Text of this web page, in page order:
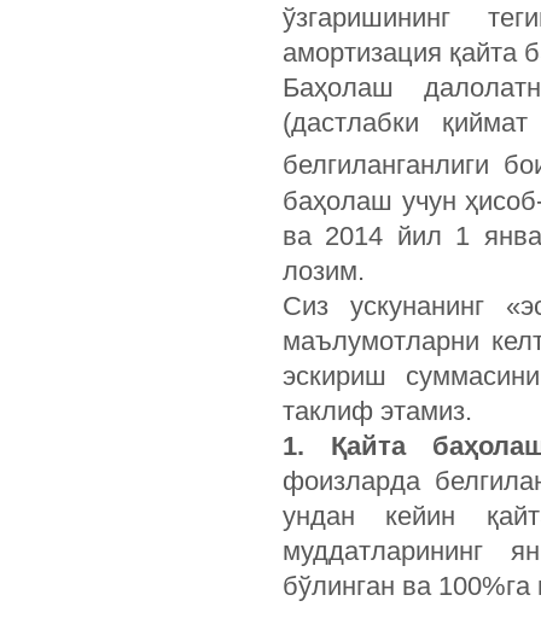
ўзгаришининг
амортизация қайта
Баҳолаш
(дастлабки
белгиланганлиги
баҳолаш учун
ва 2014 йил 1
лозим.
Сиз ускунанинг
маълумотларни
эскириш
таклиф этамиз.
1. Қайта
фоизларда
ундан кейин
муддатларининг
бўлинган ва 100%га